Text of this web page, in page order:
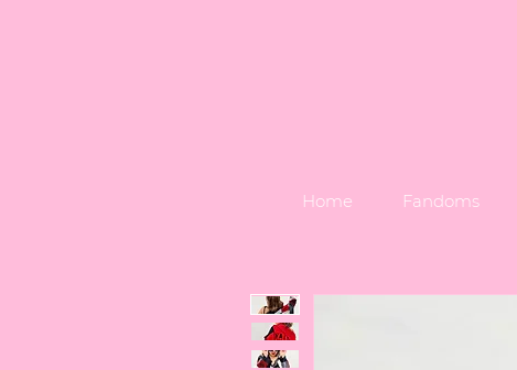
Home Fandoms